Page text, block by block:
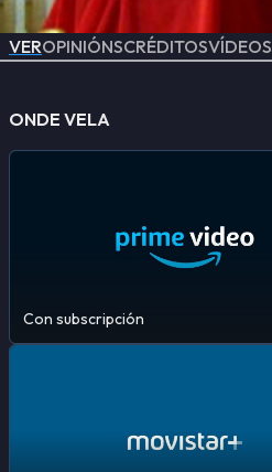
VEROPINIÓNSCRÉDITOSVÍDEOS
ONDE VELA
Con subscripción